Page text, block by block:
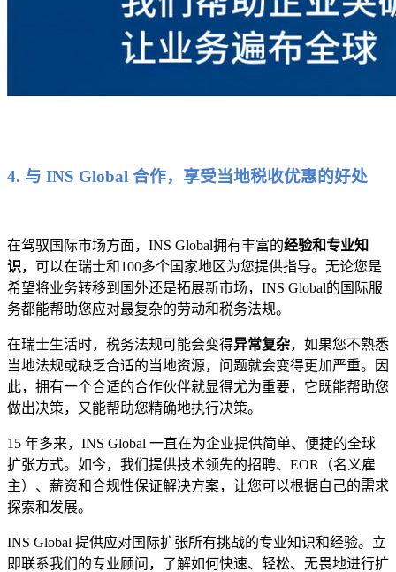
4. 与 INS Global 合作，享受当地税收优惠的好处
在驾驭国际市场方面，INS Global拥有丰富的经验和专业知
识，可以在瑞士和100多个国家地区为您提供指导。无论您是
希望将业务转移到国外还是拓展新市场，INS Global的国际服
务都能帮助您应对最复杂的劳动和税务法规。
在瑞士生活时，税务法规可能会变得异常复杂，如果您不熟悉
当地法规或缺乏合适的当地资源，问题就会变得更加严重。因
此，拥有一个合适的合作伙伴就显得尤为重要，它既能帮助您
做出决策，又能帮助您精确地执行决策。
15 年多来，INS Global 一直在为企业提供简单、便捷的全球
扩张方式。如今，我们提供技术领先的招聘、EOR（名义雇
主）、薪资和合规性保证解决方案，让您可以根据自己的需求
探索和发展。
INS Global 提供应对国际扩张所有挑战的专业知识和经验。立
即联系我们的专业顾问，了解如何快速、轻松、无畏地进行扩